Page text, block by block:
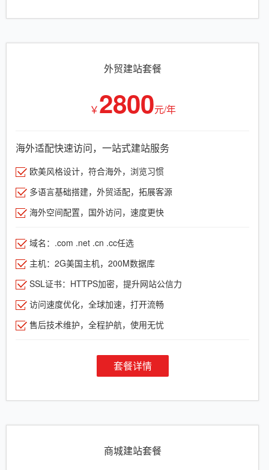
外贸建站套餐
￥2800元/年
海外适配快速访问，一站式建站服务
欧美风格设计，符合海外，浏览习惯
多语言基础搭建，外贸适配，拓展客源
海外空间配置，国外访问，速度更快
域名：.com .net .cn .cc任选
主机：2G美国主机，200M数据库
SSL证书：HTTPS加密，提升网站公信力
访问速度优化，全球加速，打开流畅
售后技术维护，全程护航，使用无忧
套餐详情
商城建站套餐